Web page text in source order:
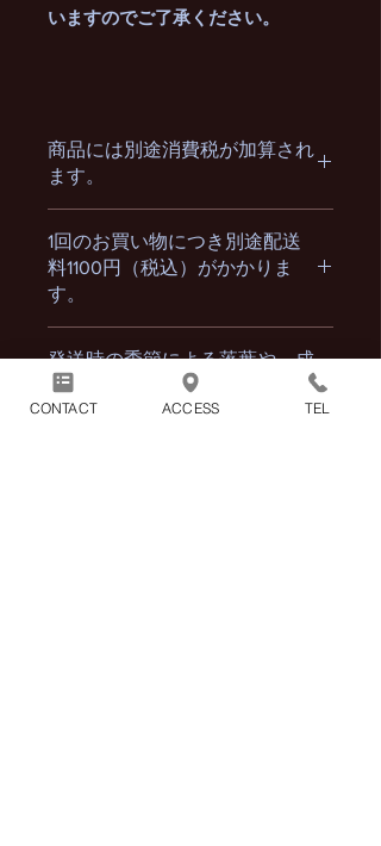
いますのでご了承ください。
商品には別途消費税が加算され
ます。
1回のお買い物につき別途配送
料1100円（税込）がかかりま
す。
発送時の季節による落葉や、成
長により写真と若干異なる場合
もございます。
CONTACT ACCESS TEL